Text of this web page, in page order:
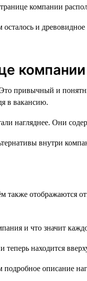
и
привычный и
в вакансию.
внутри
также
и что значит
описание